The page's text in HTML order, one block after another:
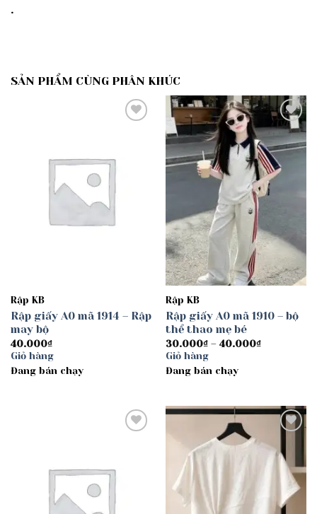
.
SẢN PHẨM CÙNG PHÂN KHÚC
Rập KB
Rập giấy A0 mã 1914 – Rập
may bộ
40.000₫
Giỏ hàng
Đang bán chạy
Add to
wishlist
Rập KB
Rập giấy A0 mã 1910 – bộ
thể thao mẹ bé
30.000₫ – 40.000₫Khoảng
Giỏ hàng
Đang bán chạy
wishlist